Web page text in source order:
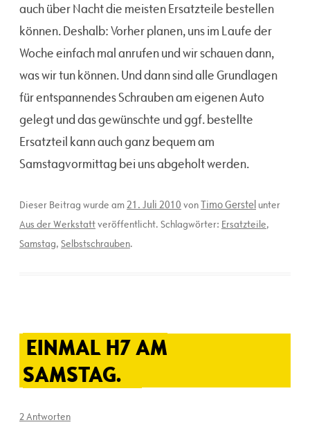
auch über Nacht die meisten Ersatzteile bestellen
können. Deshalb: Vorher planen, uns im Laufe der
Woche einfach mal anrufen und wir schauen dann,
was wir tun können. Und dann sind alle Grundlagen
für entspannendes Schrauben am eigenen Auto
gelegt und das gewünschte und ggf. bestellte
Ersatzteil kann auch ganz bequem am
Samstagvormittag bei uns abgeholt werden.
Dieser Beitrag wurde am21. Juli 2010 vonTimo Gerstel unter
Aus der Werkstattveröffentlicht. Schlagwörter: Ersatzteile,
Samstag, Selbstschrauben.
EINMAL H7 AM
SAMSTAG.
2 Antworten